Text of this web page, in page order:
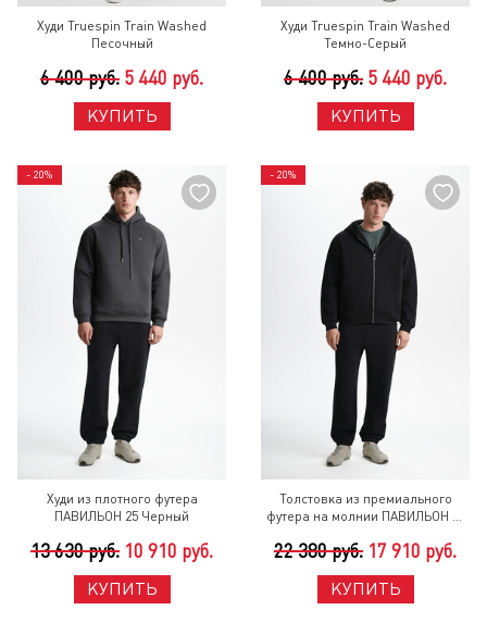
Худи Truespin Train Washed
Песочный
6 400 руб. 5 440 руб.
КУПИТЬ
Худи Truespin Train Washed
Темно-Серый
6 400 руб. 5 440 руб.
КУПИТЬ
- 20%
Худи из плотного футера
ПАВИЛЬОН 25 Черный
13 630 руб. 10 910 руб.
КУПИТЬ
- 20%
Толстовка из премиального
футера на молнии ПАВИЛЬОН 25
22 380 руб. 17 910 руб.
КУПИТЬ